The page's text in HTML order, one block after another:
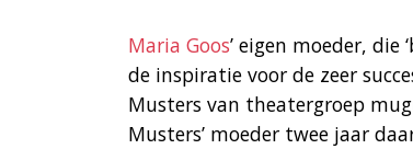
Maria Goos’ eigen moeder,
de inspiratie voor de zeer
Musters van theatergroep
Musters’ moeder twee jaar